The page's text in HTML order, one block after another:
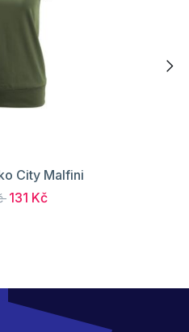
City Malfini
131 Kč